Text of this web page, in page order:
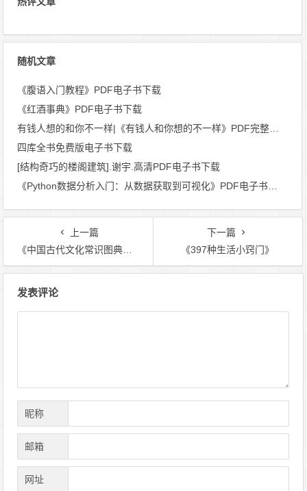
随机文章
《腹语入门教程》PDF电子书下载
《红酒事典》PDF电子书下载
四库全书免费版电子书下载
[结构奇巧的楼阁建筑].谢宇.高清PDF电子书下载
上一篇
《中国古代文化常识图典》PDF电子书下载
下一篇
《397种生活小窍门》
发表评论
昵称
邮箱
网址